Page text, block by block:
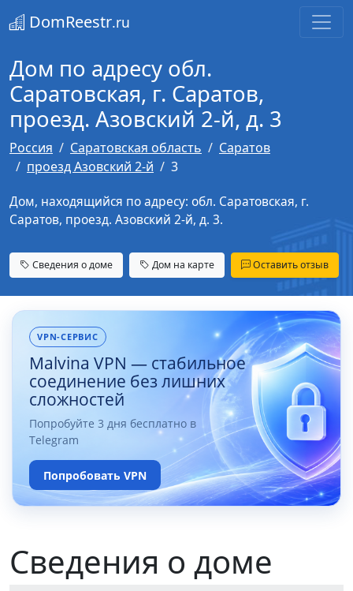
DomReestr.ru
Дом по адресу обл.
Саратовская, г. Саратов,
проезд. Азовский 2-й, д. 3
Россия Саратовская область
Саратов
проезд Азовский 2-й
3
Дом, находящийся по адресу: обл. Саратовская, г.
Саратов, проезд. Азовский 2-й, д. 3.
Сведения о доме Дом на карте Оставить отзыв
VPN-СЕРВИС
Malvina VPN — стабильное
соединение без лишних
сложностей
Попробуйте 3 дня бесплатно в
Telegram
Попробовать VPN
Сведения о доме